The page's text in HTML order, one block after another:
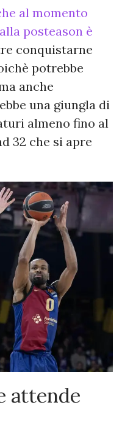
al momento
posteason è
conquistarne
potrebbe
anche
una giungla di
almeno fino al
32 che si apre
attende